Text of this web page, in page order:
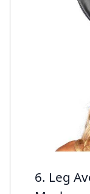
6. Leg